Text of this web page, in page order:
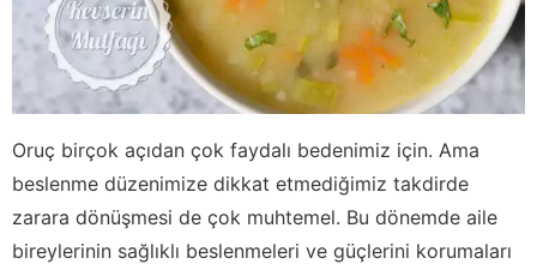
Oruç birçok açıdan çok faydalı bedenimiz için. Ama
beslenme düzenimize dikkat etmediğimiz takdirde
zarara dönüşmesi de çok muhtemel. Bu dönemde aile
bireylerinin sağlıklı beslenmeleri ve güçlerini korumaları